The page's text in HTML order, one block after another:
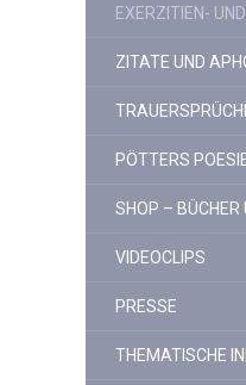
EXERZITIEN-
ZITATE UND
PÖTTERS
SHOP – BÜCHER
VIDEOCLIPS
PRESSE
THEMATISCHE